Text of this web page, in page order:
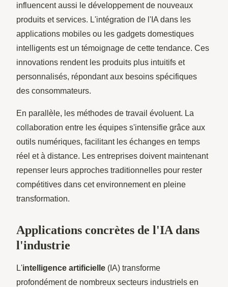
influencent aussi le développement de nouveaux
produits et services. L'intégration de l'IA dans les
applications mobiles ou les gadgets domestiques
intelligents est un témoignage de cette tendance. Ces
innovations rendent les produits plus intuitifs et
personnalisés, répondant aux besoins spécifiques
des consommateurs.
En parallèle, les méthodes de travail évoluent. La
collaboration entre les équipes s'intensifie grâce aux
outils numériques, facilitant les échanges en temps
réel et à distance. Les entreprises doivent maintenant
repenser leurs approches traditionnelles pour rester
compétitives dans cet environnement en pleine
transformation.
Applications concrètes de l'IA dans
l'industrie
L'intelligence artificielle (IA) transforme
profondément de nombreux secteurs industriels en